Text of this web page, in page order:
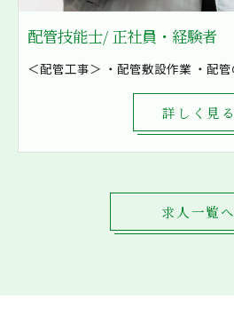
配管技能士/ 正社員・経験者
詳しく見る
求人一覧へ